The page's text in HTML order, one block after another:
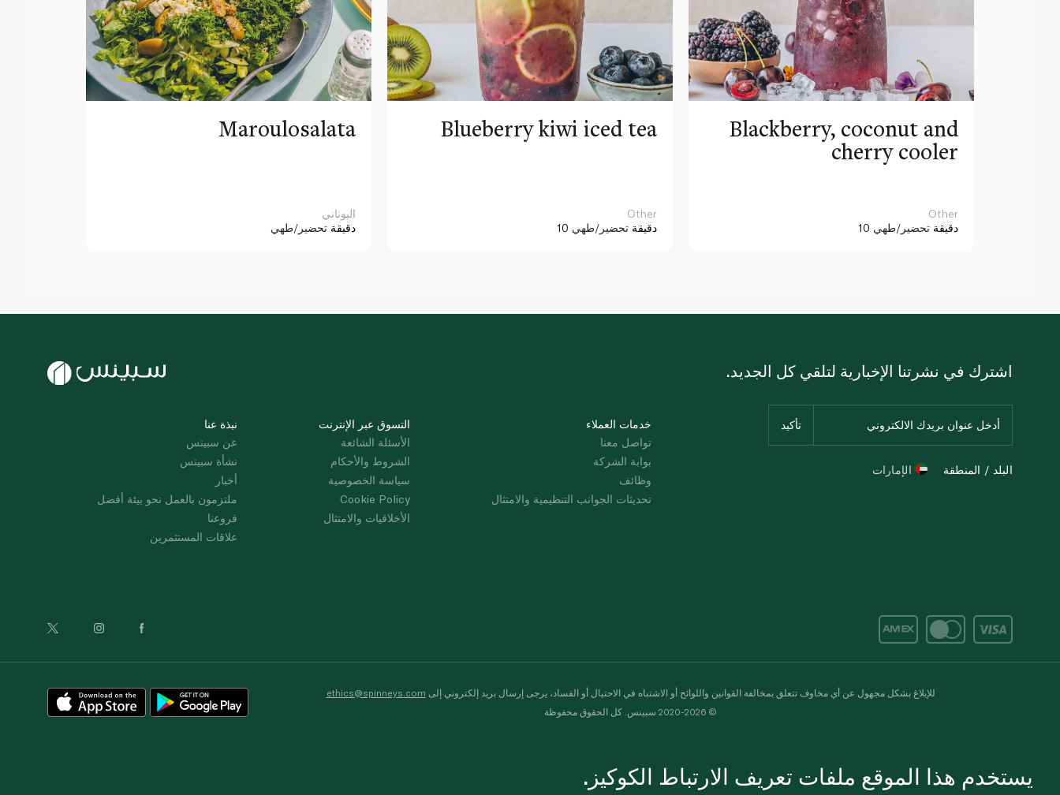
Maroulosalata
اليوناني
دقيقة تحضير/طهي
Blueberry kiwi iced tea
Other
10 دقيقة تحضير/طهي
Blackberry, coconut and
cherry cooler
Other
10 دقيقة تحضير/طهي
نبذة عنا
عن سبينس
نشأة سبينس
أخبار
ملتزمون بالعمل نحو بيئة أفضل
فروعنا
علاقات المستثمرين
التسوق عبر الإنترنت
الأسئلة الشائعة
الشروط والأحكام
سياسة الخصوصية
Cookie Policy
الأخلاقيات والامتثال
خدمات العملاء
تواصل معنا
بوابة الشركة
وظائف
تحديثات الجوانب التنظيمية والامتثال
اشترك في نشرتنا الإخبارية لتلقي كل الجديد.
البلد / المنطقة الإمارات
للإبلاغ بشكل مجهول عن أي مخاوف تتعلق بمخالفة القوانين واللوائح أو الاشتباه في الاحتيال أو الفساد، يرجى إرسال بريد إلكتروني إلى ethics@spinneys.com
© 2020-2026 سبينس. كل الحقوق محفوظة
يستخدم هذا الموقع ملفات تعريف الارتباط الكوكيز.